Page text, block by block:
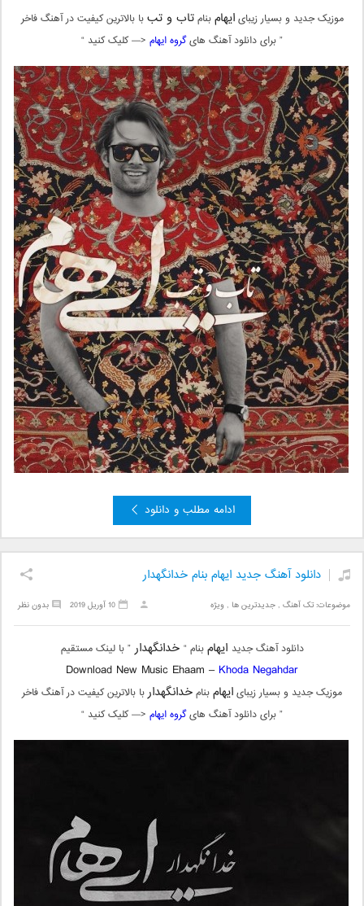
موزیک جدید و بسیار زیبایایهامبنامتاب و تببا بالاترین کیفیت در آهنگ فاخر
” برای دانلود آهنگ هایگروه ایهام <— کلیک کنید “
ادامه مطلب و دانلود
دانلود آهنگ جدید ایهام بنام خدانگهدار
موضوعات:تک آهنگ ,جدیدترین ها ,ویژه بدون نظر 10 آوریل 2019
دانلود آهنگ جدید ایهامبنام “ خدانگهدار” با لینک مستقیم
Download New Music Ehaam – Khoda Negahdar
موزیک جدید و بسیار زیبایایهامبنامخدانگهداربا بالاترین کیفیت در آهنگ فاخر
” برای دانلود آهنگ هایگروه ایهام <— کلیک کنید “